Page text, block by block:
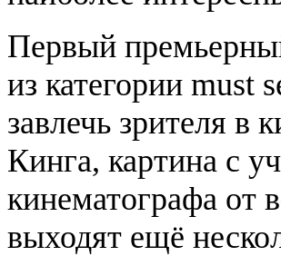
Первый
из категории must
завлечь зрителя в
Кинга, картина с
кинематографа от
выходят ещё